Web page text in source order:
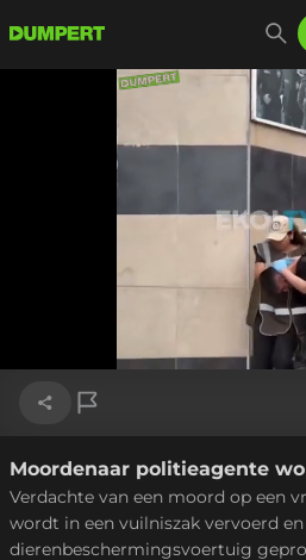
Link kopiëren
Moordenaar politieagente
Verdachte van een moord op een
wordt in een vuilniszak vervoerd
dierenbeschermingsvoertuig